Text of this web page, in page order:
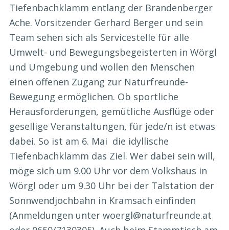
Tiefenbachklamm entlang der Brandenberger
Ache. Vorsitzender Gerhard Berger und sein
Team sehen sich als Servicestelle für alle
Umwelt- und Bewegungsbegeisterten in Wörgl
und Umgebung und wollen den Menschen
einen offenen Zugang zur Naturfreunde-
Bewegung ermöglichen. Ob sportliche
Herausforderungen, gemütliche Ausflüge oder
gesellige Veranstaltungen, für jede/n ist etwas
dabei. So ist am 6. Mai die idyllische
Tiefenbachklamm das Ziel. Wer dabei sein will,
möge sich um 9.00 Uhr vor dem Volkshaus in
Wörgl oder um 9.30 Uhr bei der Talstation der
Sonnwendjochbahn in Kramsach einfinden
(Anmeldungen unter woergl@naturfreunde.at